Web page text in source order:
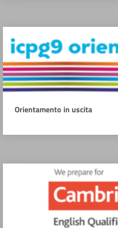
Orientamento in uscita